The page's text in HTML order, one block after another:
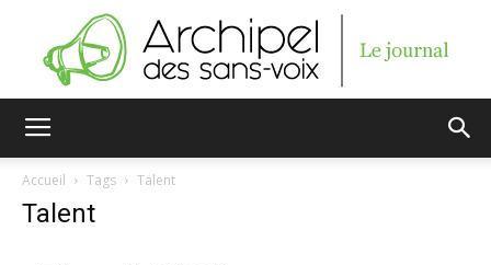
Accueil Tags Talent
Talent